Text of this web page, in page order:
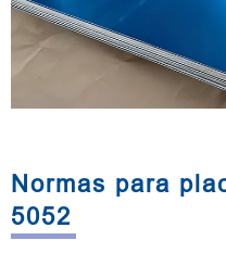
Normas para
5052